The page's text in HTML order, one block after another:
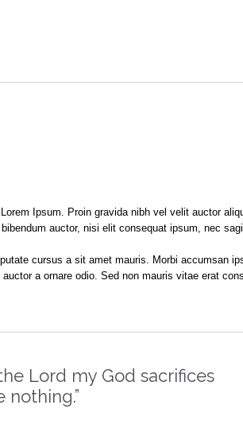
Ipsum. Proin gravida nibh vel velit auctor
auctor, nisi elit consequat ipsum, nec
cursus a sit amet mauris. Morbi accumsan
a ornare odio. Sed non mauris vitae erat
Lord my God sacrifices